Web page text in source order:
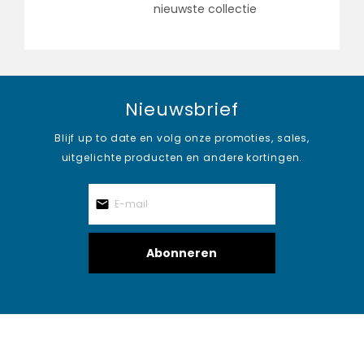
nieuwste collectie
Nieuwsbrief
Blijf up to date en volg onze promoties, sales,
uitgelichte producten en andere kortingen.
Abonneren